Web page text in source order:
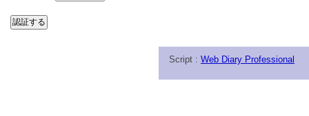
Script : Web Diary Professional